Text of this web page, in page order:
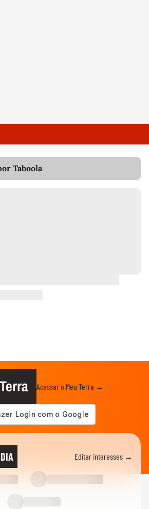
Taboola
Acessar o Meu Terra →
Editar interesses →